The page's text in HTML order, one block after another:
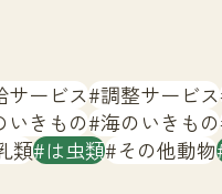
サービス 調整サービス
いきもの 海のいきもの
類 は虫類 その他動物